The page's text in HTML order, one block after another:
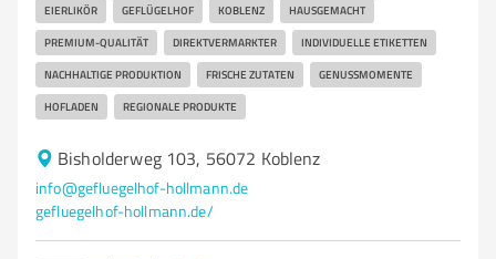
EIERLIKÖR GEFLÜGELHOF KOBLENZ HAUSGEMACHT
PREMIUM-QUALITÄT DIREKTVERMARKTER INDIVIDUELLE ETIKETTEN
NACHHALTIGE PRODUKTION FRISCHE ZUTATEN GENUSSMOMENTE
HOFLADEN REGIONALE PRODUKTE
Bisholderweg 103, 56072 Koblenz
info@gefluegelhof-hollmann.de
gefluegelhof-hollmann.de/